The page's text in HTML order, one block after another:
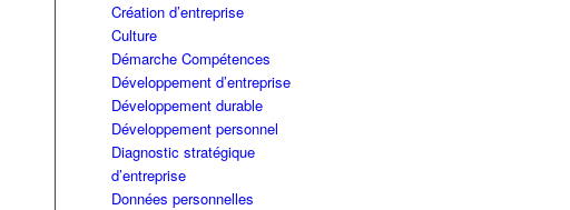
Création d’entreprise
Culture
Démarche Compétences
Développement d’entreprise
Développement durable
Développement personnel
Diagnostic stratégique
d’entreprise
Données personnelles